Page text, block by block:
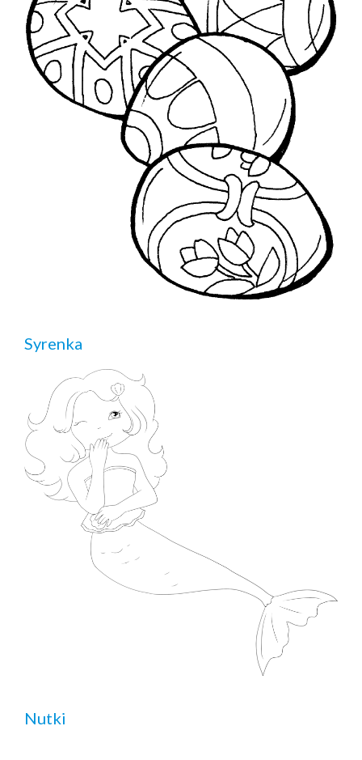
Syrenka
Nutki